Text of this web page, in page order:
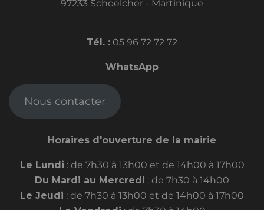
97233 Schoelcher - Martinique
Tél. : 05 96 72 72 72
WhatsApp
Nous contacter
Horaires d'ouverture de la mairie
Le Lundi : de 7h30 à 13h00 et de 14h00 à 17h00
Du Mardi au Mercredi : de 7h30 à 14h00
Le Jeudi : de 7h30 à 13h00 et de 14h00 à 17h00